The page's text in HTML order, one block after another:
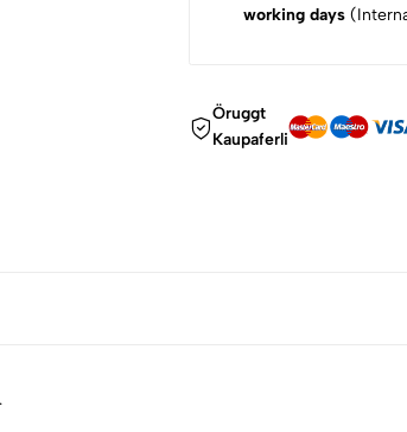
working days
Öruggt
Kaupaferli